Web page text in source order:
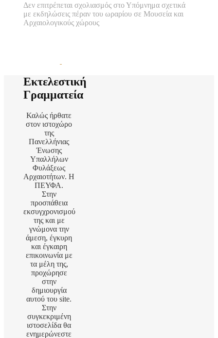
Δεν επιτρέπεται σχολιασμός στο Υπόμνημα σχετικά
με εκδηλώσεις πέραν του ωραρίου σε Μουσεία και
Αρχαιολογικούς χώρους
Εκτελεστική
Γραμματεία
Καλώς ήρθατε
στον ιστοχώρο
της
Πανελλήνιας
Ένωσης
Υπαλλήλων
Φυλάξεως
Αρχαιοτήτων. Η
ΠΕΥΦΑ.
Στην
προσπάθεια
εκσυγχρονισμού
της και με
γνώμονα την
άμεση, έγκυρη
και έγκαιρη
επικοινωνία με
τα μέλη της,
προχώρησε
στην
δημιουργία
αυτού του site.
Στην
συγκεκριμένη
ιστοσελίδα θα
ενημερώνεστε